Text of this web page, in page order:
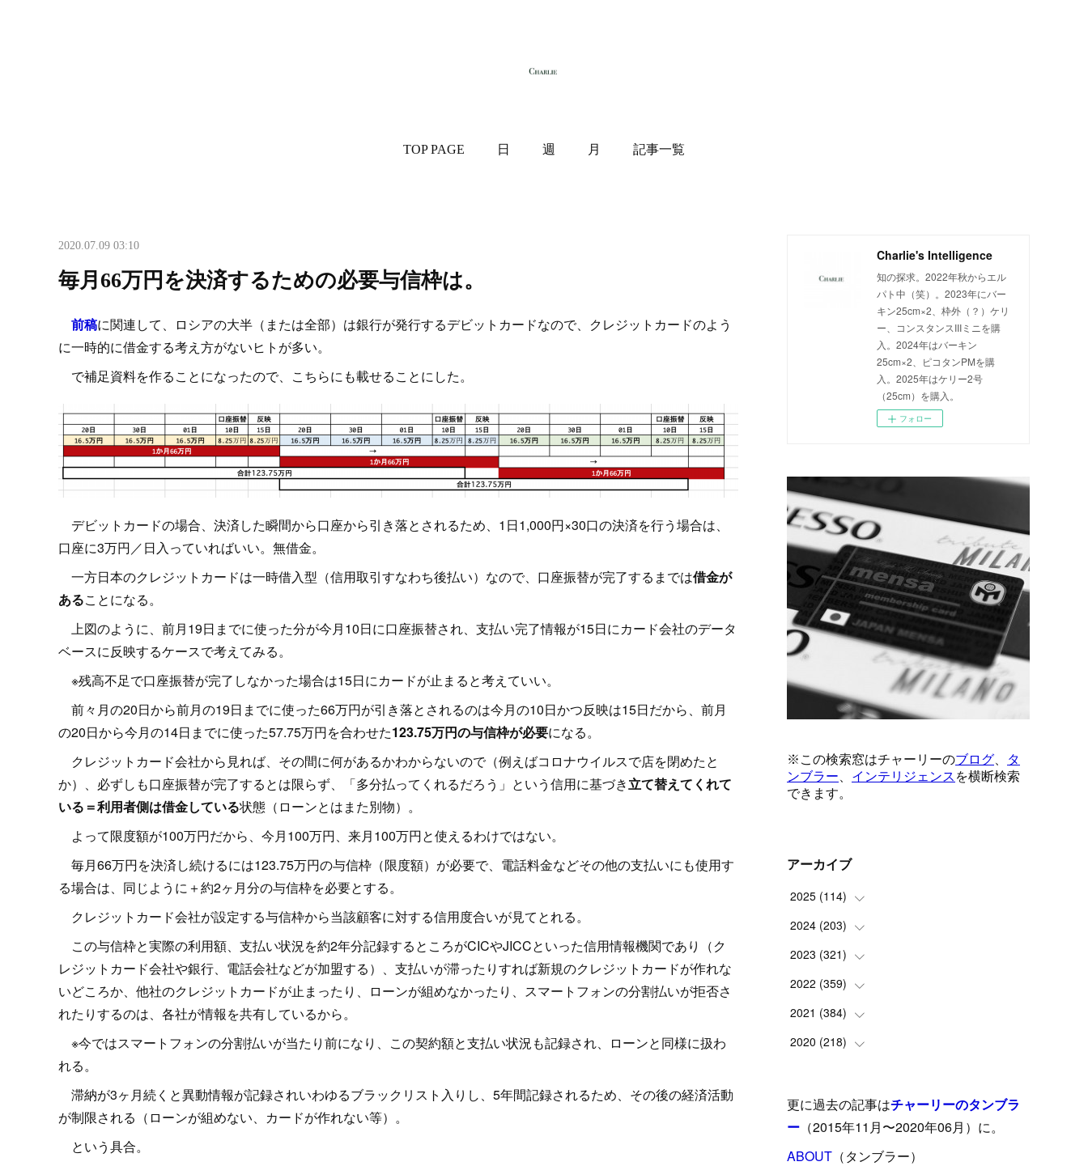
TOP PAGE 日 週 月 記事一覧
2020.07.09 03:10
毎月66万円を決済するための必要与信枠は。
前稿に関連して、ロシアの大半（または全部）は銀行が発行するデビットカードなので、クレジットカードのよう
に一時的に借金する考え方がないヒトが多い。
で補足資料を作ることになったので、こちらにも載せることにした。
デビットカードの場合、決済した瞬間から口座から引き落とされるため、1日1,000円×30口の決済を行う場合は、
口座に3万円／日入っていればいい。無借金。
一方日本のクレジットカードは一時借入型（信用取引すなわち後払い）なので、口座振替が完了するまでは借金が
あることになる。
上図のように、前月19日までに使った分が今月10日に口座振替され、支払い完了情報が15日にカード会社のデータ
ベースに反映するケースで考えてみる。
※残高不足で口座振替が完了しなかった場合は15日にカードが止まると考えていい。
前々月の20日から前月の19日までに使った66万円が引き落とされるのは今月の10日かつ反映は15日だから、前月
の20日から今月の14日までに使った57.75万円を合わせた123.75万円の与信枠が必要になる。
クレジットカード会社から見れば、その間に何があるかわからないので（例えばコロナウイルスで店を閉めたと
か）、必ずしも口座振替が完了するとは限らず、「多分払ってくれるだろう」という信用に基づき立て替えてくれて
いる＝利用者側は借金している状態（ローンとはまた別物）。
よって限度額が100万円だから、今月100万円、来月100万円と使えるわけではない。
毎月66万円を決済し続けるには123.75万円の与信枠（限度額）が必要で、電話料金などその他の支払いにも使用す
る場合は、同じように＋約2ヶ月分の与信枠を必要とする。
クレジットカード会社が設定する与信枠から当該顧客に対する信用度合いが見てとれる。
この与信枠と実際の利用額、支払い状況を約2年分記録するところがCICやJICCといった信用情報機関であり（ク
レジットカード会社や銀行、電話会社などが加盟する）、支払いが滞ったりすれば新規のクレジットカードが作れな
いどころか、他社のクレジットカードが止まったり、ローンが組めなかったり、スマートフォンの分割払いが拒否さ
れたりするのは、各社が情報を共有しているから。
※今ではスマートフォンの分割払いが当たり前になり、この契約額と支払い状況も記録され、ローンと同様に扱わ
れる。
滞納が3ヶ月続くと異動情報が記録されいわゆるブラックリスト入りし、5年間記録されるため、その後の経済活動
が制限される（ローンが組めない、カードが作れない等）。
という具合。
Charlie's Intelligence
知の探求。2022年秋からエル
パト中（笑）。2023年にバー
キン25cm×2、枠外（？）ケリ
ー、コンスタンスIIIミニを購
入。2024年はバーキン
25cm×2、ピコタンPMを購
入。2025年はケリー2号
（25cm）を購入。
フォロー
アーカイブ
2025 (114)
(1)
(8)
(6)
(9)
(5 )
15
(24)
(8 )
2024 (203)
(24)
(10)
(18)
(17)
16
(12)
(19 )
2023 (321)
(25)
(17)
(35)
33 )
(26)
(27 )
2022 (359)
(42)
(37)
(31)
(31)
(31 )
2021 (384)
(9)
(39)
(23)
(40 )
2020 (218)
(24)
(42)
(24 )
更に過去の記事はチャーリーのタンブラ
ー （2015年11月〜2020年06月）に。
ABOUT （タンブラー）